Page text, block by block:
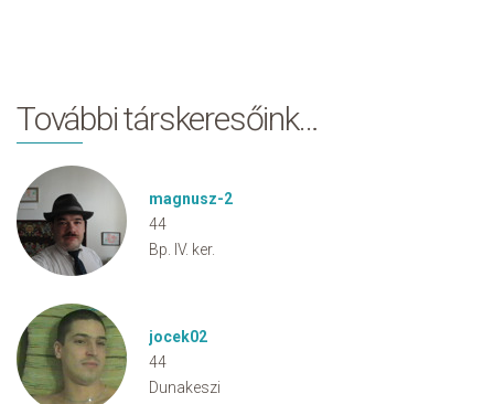
További társkeresőink…
magnusz-2
44
Bp. IV. ker.
jocek02
44
Dunakeszi